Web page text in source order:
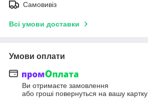
Самовивіз
Всі умови доставки
Умови оплати
Ви отримаєте замовлення
або гроші повернуться на вашу картку